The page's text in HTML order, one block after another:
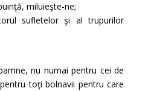
miluieşte-ne;
sufletelor şi al trupurilor
nu numai pentru cei de
toţi bolnavii pentru care